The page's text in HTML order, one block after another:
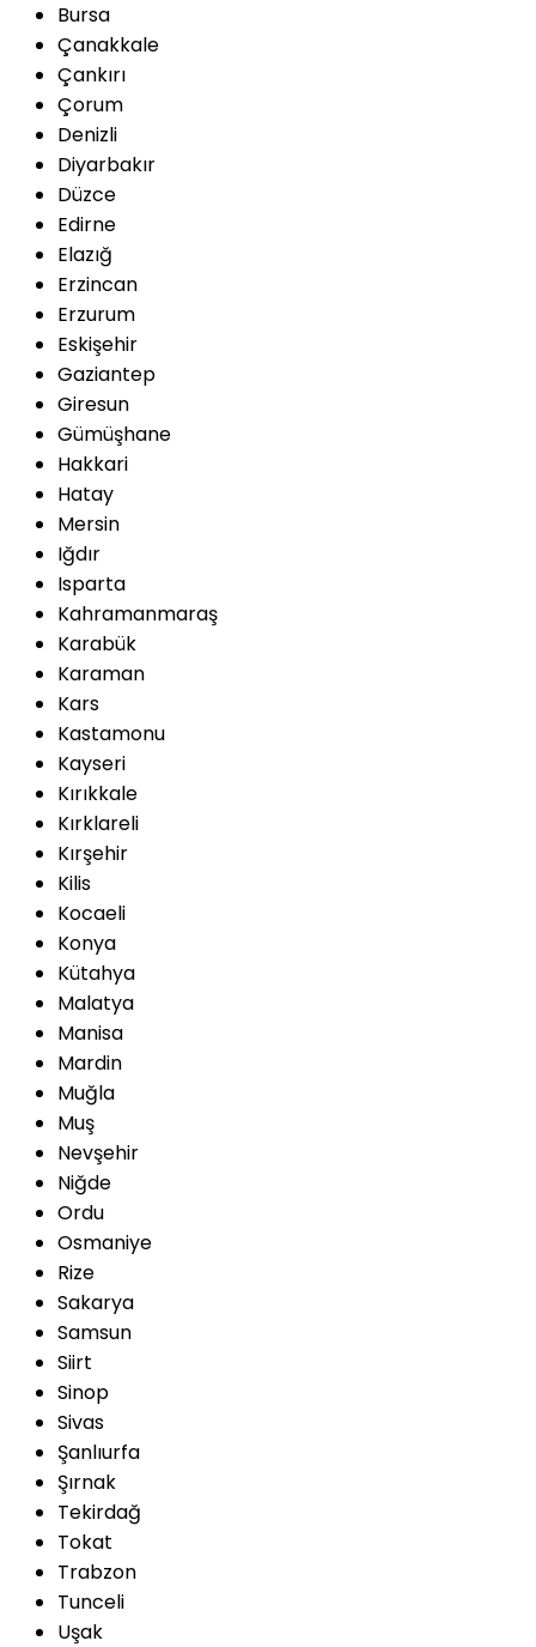
Bursa
Çanakkale
Çankırı
Çorum
Denizli
Diyarbakır
Düzce
Edirne
Elazığ
Erzincan
Erzurum
Eskişehir
Gaziantep
Giresun
Gümüşhane
Hakkari
Hatay
Mersin
Iğdır
Isparta
Kahramanmaraş
Karabük
Karaman
Kars
Kastamonu
Kayseri
Kırıkkale
Kırklareli
Kırşehir
Kilis
Kocaeli
Konya
Kütahya
Malatya
Manisa
Mardin
Muğla
Muş
Nevşehir
Niğde
Ordu
Osmaniye
Rize
Sakarya
Samsun
Siirt
Sinop
Sivas
Şanlıurfa
Şırnak
Tekirdağ
Tokat
Trabzon
Tunceli
Uşak